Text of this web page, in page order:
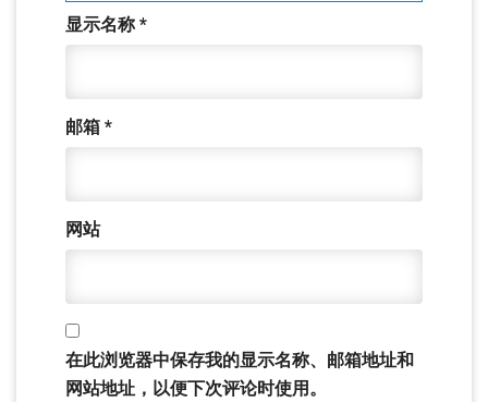
显示名称*
邮箱 *
网站
在此浏览器中保存我的显示名称、邮箱地址和
网站地址，以便下次评论时使用。